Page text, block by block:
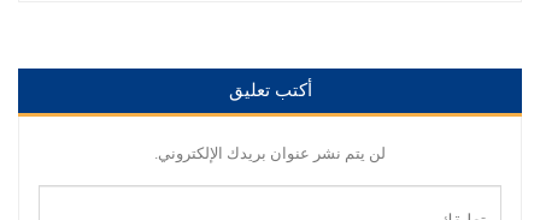
أكتب تعليق
لن يتم نشر عنوان بريدك الإلكتروني.